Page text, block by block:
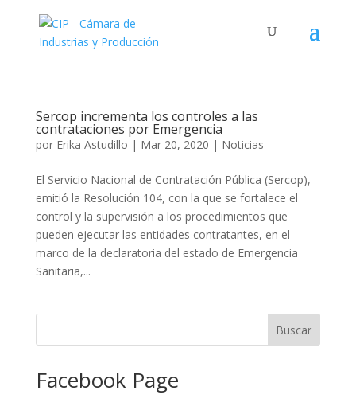
Sercop incrementa los controles a las
contrataciones por Emergencia
por Erika Astudillo | Mar 20, 2020 | Noticias
El Servicio Nacional de Contratación Pública (Sercop),
emitió la Resolución 104, con la que se fortalece el
control y la supervisión a los procedimientos que
pueden ejecutar las entidades contratantes, en el
marco de la declaratoria del estado de Emergencia
Sanitaria,...
Facebook Page